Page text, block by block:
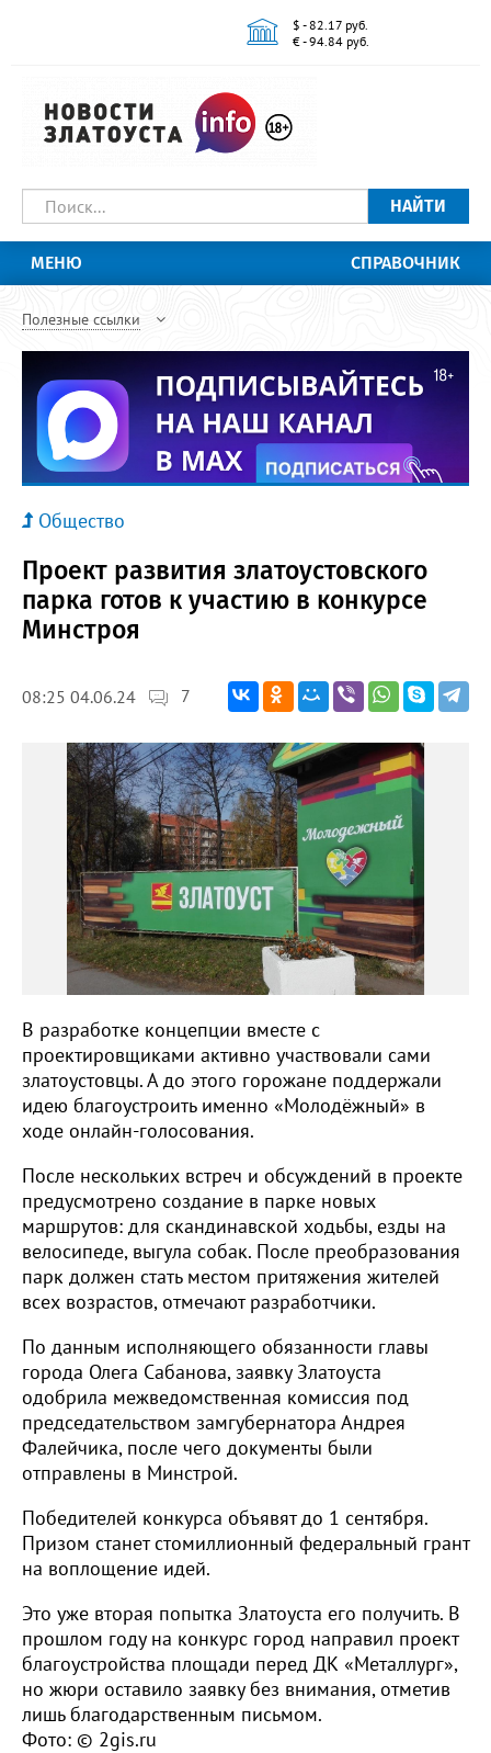
$ - 82.17 руб.
€ - 94.84 руб.
НАЙТИ
МЕНЮ СПРАВОЧНИК
Полезные ссылки
Общество
Проект развития златоустовского
парка готов к участию в конкурсе
Минстроя
08:25 04.06.24 7
В разработке концепции вместе с
проектировщиками активно участвовали сами
златоустовцы. А до этого горожане поддержали
идею благоустроить именно «Молодёжный» в
ходе онлайн-голосования.
После нескольких встреч и обсуждений в проекте
предусмотрено создание в парке новых
маршрутов: для скандинавской ходьбы, езды на
велосипеде, выгула собак. После преобразования
парк должен стать местом притяжения жителей
всех возрастов, отмечают разработчики.
По данным исполняющего обязанности главы
города Олега Сабанова, заявку Златоуста
одобрила межведомственная комиссия под
председательством замгубернатора Андрея
Фалейчика, после чего документы были
отправлены в Минстрой.
Победителей конкурса объявят до 1 сентября.
Призом станет стомиллионный федеральный грант
на воплощение идей.
Это уже вторая попытка Златоуста его получить. В
прошлом году на конкурс город направил проект
благоустройства площади перед ДК «Металлург»,
но жюри оставило заявку без внимания, отметив
лишь благодарственным письмом.
Фото: © 2gis.ru